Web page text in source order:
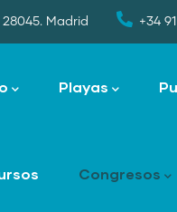
Madrid +34
Playas
Congresos